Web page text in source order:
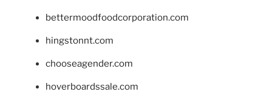
bettermoodfoodcorporation.com
hingstonnt.com
chooseagender.com
hoverboardssale.com